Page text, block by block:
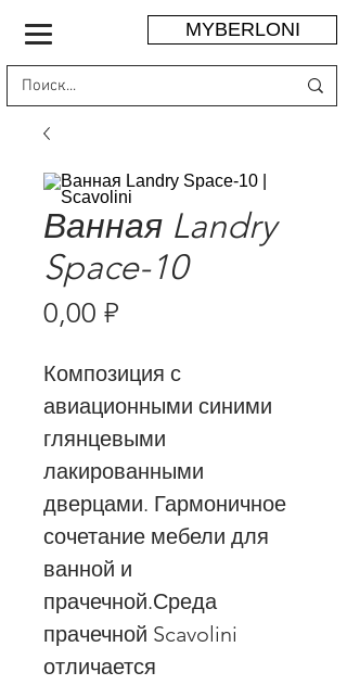
MYBERLONI
Ванная Landry
Space-10
0,00 ₽
Композиция с
авиационными синими
глянцевыми
лакированными
дверцами. Гармоничное
сочетание мебели для
ванной и
прачечной.Среда
прачечной Scavolini
отличается